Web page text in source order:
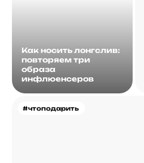
Как носить лонгслив:
повторяем три
образа
инфлюенсеров
#чтоподарить